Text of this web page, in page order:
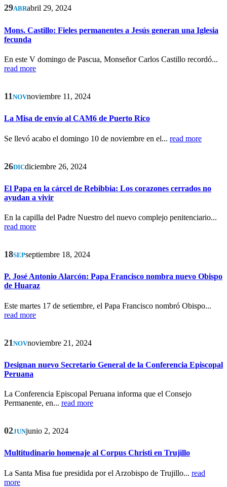
29ABRabril 29, 2024
Mons. Castillo: Fieles permanentes a Jesús generan una Iglesia
fecunda
En este V domingo de Pascua, Monseñor Carlos Castillo recordó...
read more
11 NOVnoviembre 11, 2024
La Misa de envío al CAM6 de Puerto Rico
Se llevó acabo el domingo 10 de noviembre en el... read more
26DICdiciembre 26, 2024
El Papa en la cárcel de Rebibbia: Los corazones cerrados no
ayudan a vivir
En la capilla del Padre Nuestro del nuevo complejo penitenciario...
read more
18SEPseptiembre 18, 2024
P. José Antonio Alarcón: Papa Francisco nombra nuevo Obispo
de Huaraz
Este martes 17 de setiembre, el Papa Francisco nombró Obispo...
read more
21 NOVnoviembre 21, 2024
Designan nuevo Secretario General de la Conferencia Episcopal
Peruana
La Conferencia Episcopal Peruana informa que el Consejo
Permanente, en... read more
02JUNjunio 2, 2024
Multitudinario homenaje al Corpus Christi en Trujillo
La Santa Misa fue presidida por el Arzobispo de Trujillo... read
more